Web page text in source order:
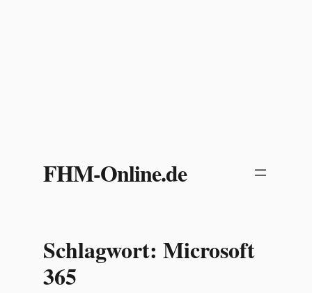
springenFHM-Online.de
Schlagwort: Microsoft
365